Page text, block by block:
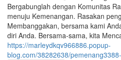
Bergabunglah dengan Komunitas
menuju Kemenangan. Rasakan
Membanggakan, bersama kami
diri Anda. Bersama-sama, kita
https://marleydkqv966886.popup-
blog.com/38282638/